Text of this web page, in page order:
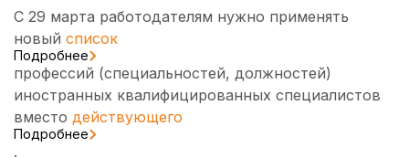
С 29 марта работодателям нужно применять
новый список
Подробнее
профессий (специальностей, должностей)
иностранных квалифицированных специалистов
вместо действующего
Подробнее
.